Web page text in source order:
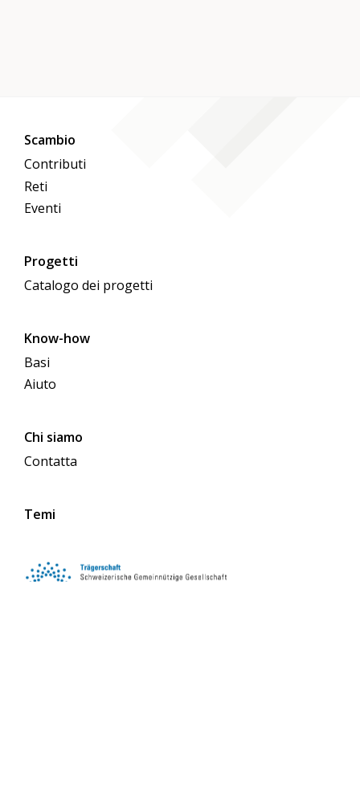
Scambio
Contributi
Reti
Eventi
Progetti
Catalogo dei progetti
Know-how
Basi
Aiuto
Chi siamo
Contatta
Temi